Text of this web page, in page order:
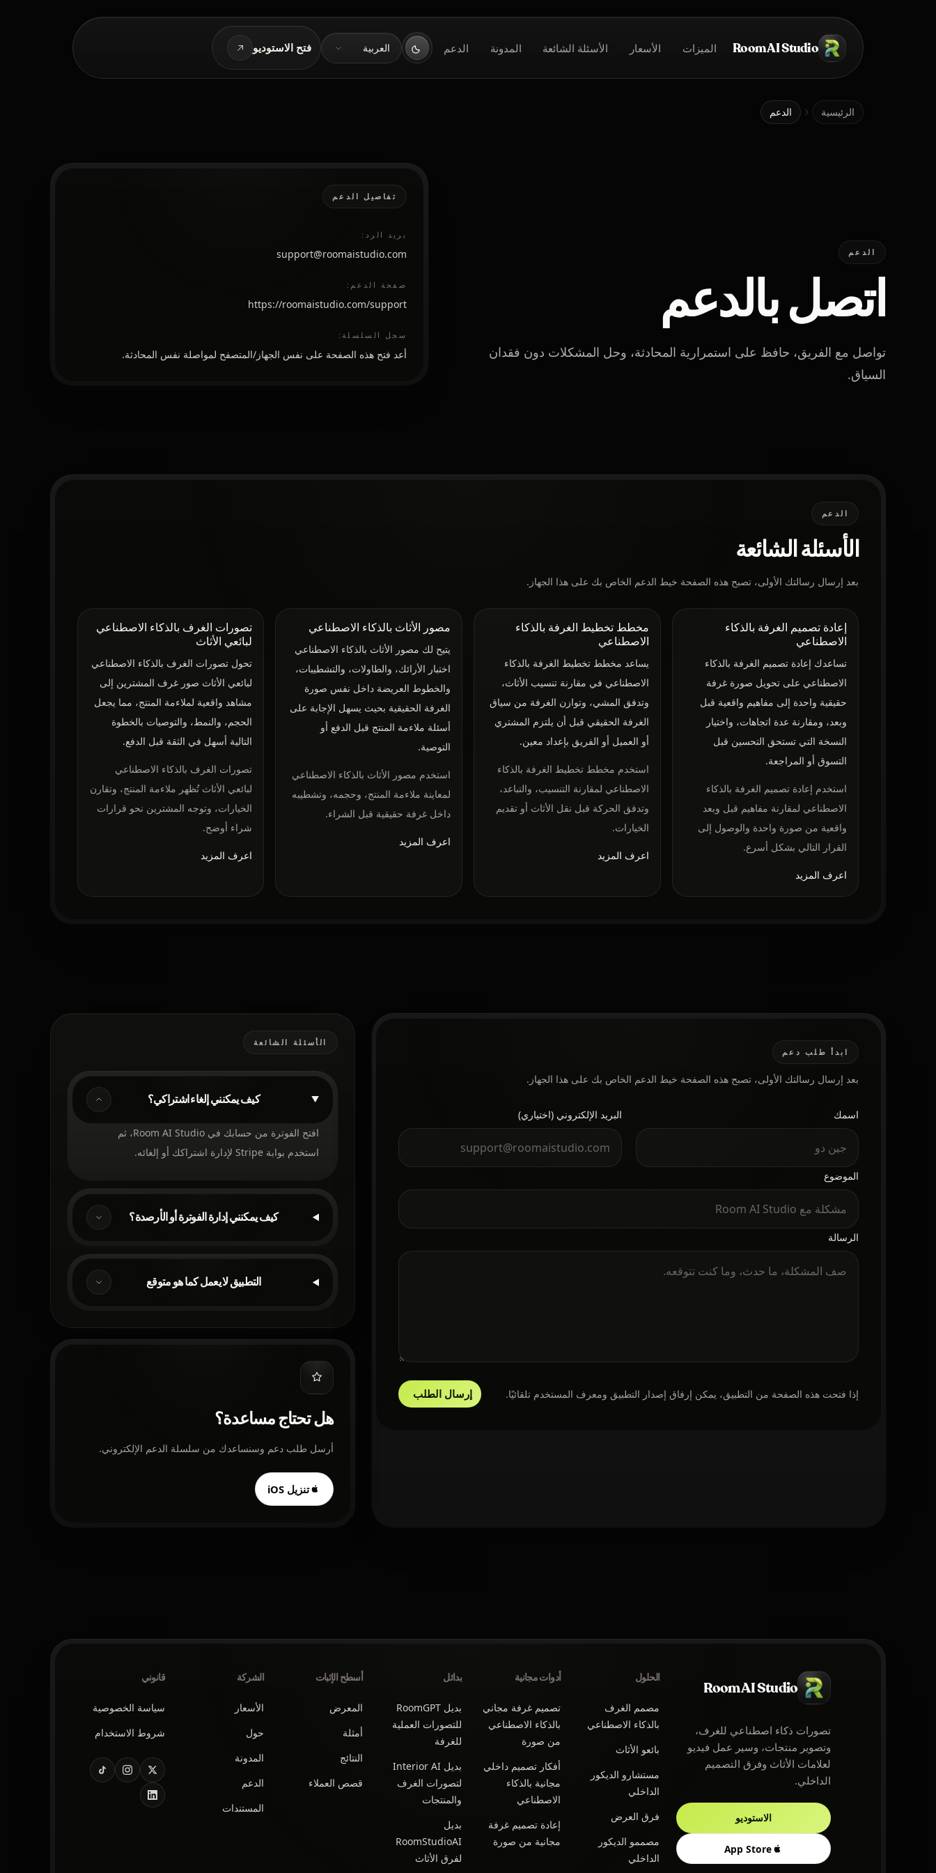
Room AI Studioالرئيسية الميزات الأسعار الأسئلة الشائعة المدونة الدعم اللغةالعربية فتح الاستوديو
الرئيسية الدعم
الدعم
اتصل بالدعم
تواصل مع الفريق، حافظ على استمرارية المحادثة، وحل المشكلات دون فقدان
السياق.
تفاصيل الدعم
بريد الرد:
support@roomaistudio.com
صفحة الدعم:
https://roomaistudio.com/support
سجل السلسلة:
أعد فتح هذه الصفحة على نفس الجهاز/المتصفح لمواصلة نفس المحادثة.
الدعم
الأسئلة الشائعة
بعد إرسال رسالتك الأولى، تصبح هذه الصفحة خيط الدعم الخاص بك على هذا الجهاز.
إعادة تصميم الغرفة بالذكاء
الاصطناعي
تساعدك إعادة تصميم الغرفة بالذكاء
الاصطناعي على تحويل صورة غرفة
حقيقية واحدة إلى مفاهيم واقعية قبل
وبعد، ومقارنة عدة اتجاهات، واختيار
النسخة التي تستحق التحسين قبل
التسوق أو المراجعة.
استخدم إعادة تصميم الغرفة بالذكاء
الاصطناعي لمقارنة مفاهيم قبل وبعد
واقعية من صورة واحدة والوصول إلى
القرار التالي بشكل أسرع.
اعرف المزيد
مخطط تخطيط الغرفة بالذكاء
الاصطناعي
يساعد مخطط تخطيط الغرفة بالذكاء
الاصطناعي في مقارنة تنسيب الأثاث،
وتدفق المشي، وتوازن الغرفة من سياق
الغرفة الحقيقي قبل أن يلتزم المشتري
أو العميل أو الفريق بإعداد معين.
استخدم مخطط تخطيط الغرفة بالذكاء
الاصطناعي لمقارنة التنسيب، والتباعد،
وتدفق الحركة قبل نقل الأثاث أو تقديم
الخيارات.
اعرف المزيد
مصور الأثاث بالذكاء الاصطناعي
يتيح لك مصور الأثاث بالذكاء الاصطناعي
اختبار الأرائك، والطاولات، والتشطيبات،
والخطوط العريضة داخل نفس صورة
الغرفة الحقيقية بحيث يسهل الإجابة على
أسئلة ملاءمة المنتج قبل الدفع أو
التوصية.
استخدم مصور الأثاث بالذكاء الاصطناعي
لمعاينة ملاءمة المنتج، وحجمه، وتشطيبه
داخل غرفة حقيقية قبل الشراء.
اعرف المزيد
تصورات الغرف بالذكاء الاصطناعي
لبائعي الأثاث
تحول تصورات الغرف بالذكاء الاصطناعي
لبائعي الأثاث صور غرف المشترين إلى
مشاهد واقعية لملاءمة المنتج، مما يجعل
الحجم، والنمط، والتوصيات بالخطوة
التالية أسهل في الثقة قبل الدفع.
تصورات الغرف بالذكاء الاصطناعي
لبائعي الأثاث تُظهر ملاءمة المنتج، وتقارن
الخيارات، وتوجه المشترين نحو قرارات
شراء أوضح.
اعرف المزيد
ابدأ طلب دعم
بعد إرسال رسالتك الأولى، تصبح هذه الصفحة خيط الدعم الخاص بك على هذا الجهاز.
الموقع الإلكتروني
اسمك البريد الإلكتروني (اختياري)
الموضوع
الرسالة
إذا فتحت هذه الصفحة من التطبيق، يمكن إرفاق إصدار التطبيق ومعرف المستخدم تلقائيًا. إرسال الطلب
الأسئلة الشائعة
كيف يمكنني إلغاء اشتراكي؟
افتح الفوترة من حسابك في Room AI Studio، ثم
استخدم بوابة Stripe لإدارة اشتراكك أو إلغائه.
كيف يمكنني إدارة الفوترة أو الأرصدة؟
التطبيق لا يعمل كما هو متوقع
هل تحتاج مساعدة؟
أرسل طلب دعم وسنساعدك من سلسلة الدعم الإلكتروني.
تنزيل iOS
Room AI Studio
تصورات ذكاء اصطناعي للغرف،
وتصوير منتجات، وسير عمل فيديو
لعلامات الأثاث وفرق التصميم
الداخلي.
الاستوديو
App Store
الحلول
مصمم الغرف
بالذكاء الاصطناعي
بائعو الأثاث
مستشارو الديكور
الداخلي
فرق العرض
مصممو الديكور
الداخلي
أدوات مجانية
تصميم غرفة مجاني
بالذكاء الاصطناعي
من صورة
أفكار تصميم داخلي
مجانية بالذكاء
الاصطناعي
إعادة تصميم غرفة
مجانية من صورة
بدائل
بديل RoomGPT
للتصورات العملية
للغرفة
بديل Interior AI
لتصورات الغرف
والمنتجات
بديل
RoomStudioAI
لفرق الأثاث
أسطح الإثبات
المعرض
أمثلة
النتائج
قصص العملاء
الشركة
الأسعار
حول
المدونة
الدعم
المستندات
قانوني
سياسة الخصوصية
شروط الاستخدام